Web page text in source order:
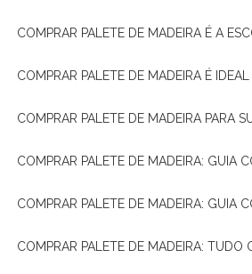
COMPRAR PALETE DE MADEIRA É A
COMPRAR PALETE DE MADEIRA É
COMPRAR PALETE DE MADEIRA PARA
COMPRAR PALETE DE MADEIRA: GUIA
COMPRAR PALETE DE MADEIRA:
COMPRAR PALETE DE MADEIRA: